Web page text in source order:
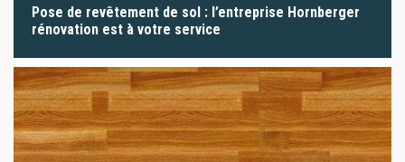
Pose de revêtement de sol : l’entreprise Hornberger
rénovation est à votre service